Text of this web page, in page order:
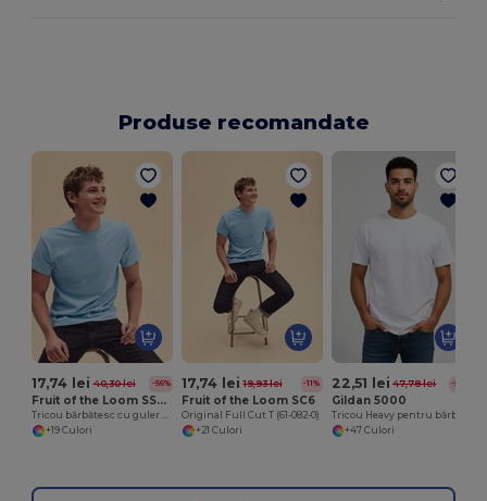
Produse recomandate
17,74 lei 40,30 lei -56%
Fruit of the Loom SS048
+19 Culori
17,74 lei 19,93 lei -11%
Fruit of the Loom SC6
Original Full Cut T (61-082-0)
+21 Culori
22,51 lei 47,78 lei -53%
Gildan 5000
Tricou Heavy pentru bărbați
+47 Culori